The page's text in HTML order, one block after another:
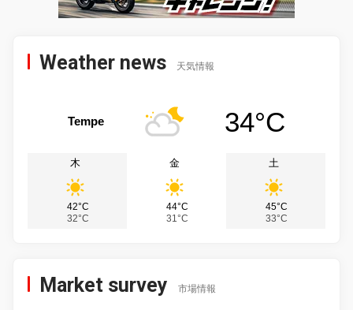
Weather news 天気情報
Tempe 34°C
木
42°C
32°C
金
44°C
31°C
土
45°C
33°C
Market survey 市場情報